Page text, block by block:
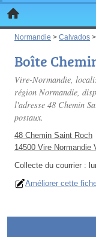
Normandie > Calvados >
Boîte
Vire-Normandie,
région Normandie,
l'adresse 48 Chemin
postaux.
48 Chemin Saint Roch
14500 Vire Normandie
Collecte du courrier :
Améliorer cette